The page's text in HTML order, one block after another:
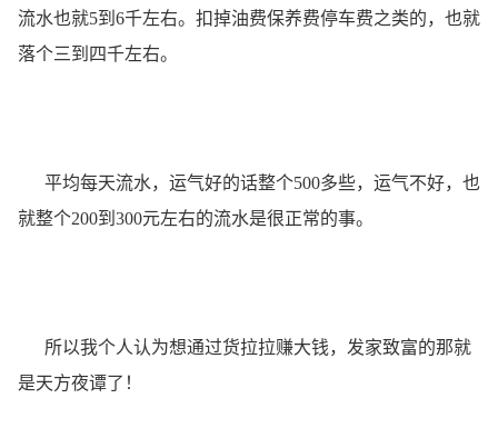
流水也就5到6千左右。扣掉油费保养费停车费之类的，也就
落个三到四千左右。
平均每天流水，运气好的话整个500多些，运气不好，也
就整个200到300元左右的流水是很正常的事。
所以我个人认为想通过货拉拉赚大钱，发家致富的那就
是天方夜谭了！